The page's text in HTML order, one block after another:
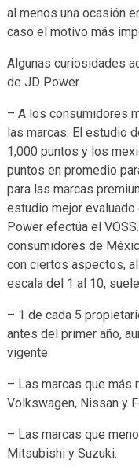
al menos una ocasión
caso el motivo más
Algunas curiosidades
de JD Power
– A los consumidores
las marcas: El estudio
1,000 puntos y los
puntos en promedio
para las marcas
estudio mejor
Power efectúa el
consumidores de
con ciertos aspectos,
escala del 1 al 10,
– 1 de cada 5
antes del primer año,
vigente.
– Las marcas que más
Volkswagen, Nissan y
– Las marcas que
Mitsubishi y Suzuki.